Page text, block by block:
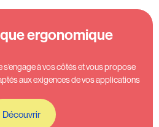
ergonomique
à vos côtés et vous propose
aux exigences de vos applications
Découvrir